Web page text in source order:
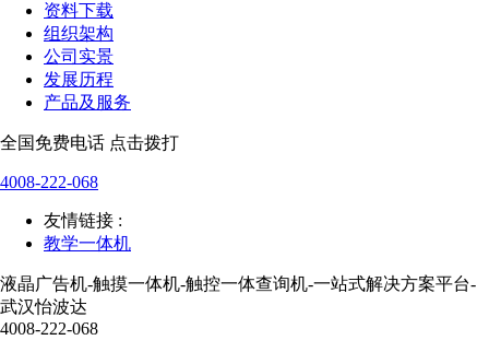
资料下载
组织架构
公司实景
发展历程
产品及服务
全国免费电话 点击拨打
4008-222-068
友情链接 :
教学一体机
液晶广告机-触摸一体机-触控一体查询机-一站式解决方案平台-
武汉怡波达
4008-222-068